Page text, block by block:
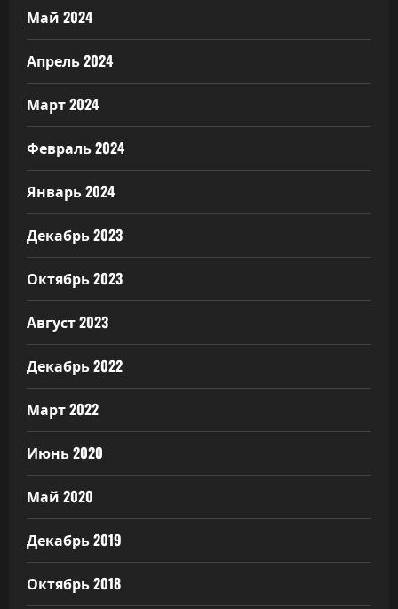
Май 2024
Апрель 2024
Март 2024
Февраль 2024
Январь 2024
Декабрь 2023
Октябрь 2023
Август 2023
Декабрь 2022
Март 2022
Июнь 2020
Май 2020
Декабрь 2019
Октябрь 2018